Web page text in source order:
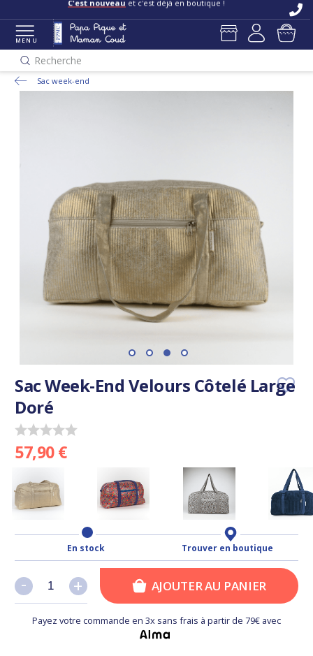
C'est nouveau et c'est déjà en boutique !
MENU
Recherche
Sac week-end
Sac Week-End Velours Côtelé Large
Doré
57,90 €
En stock Trouver en boutique
+
- +
- AJOUTER AU PANIER
Payez votre commande en 3x sans frais à partir de 79€ avec